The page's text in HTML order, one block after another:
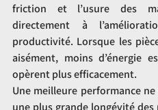
friction et l’usure des
directement à
productivité. Lorsque les
aisément, moins d’énergie
opèrent plus efficacement.
Une meilleure performance
une plus grande longévité